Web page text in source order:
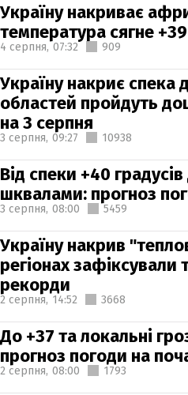
Україну накриває
температура сягне +39
4 серпня, 07:32 909
Україну накриє спека
областей пройдуть
на 3 серпня
3 серпня, 09:27 10938
Від спеки +40 градусів
шквалами: прогноз
3 серпня, 08:00 5459
Україну накрив
регіонах зафіксували
рекорди
2 серпня, 14:52 3668
До +37 та локальні
прогноз погоди на
2 серпня, 08:00 1793